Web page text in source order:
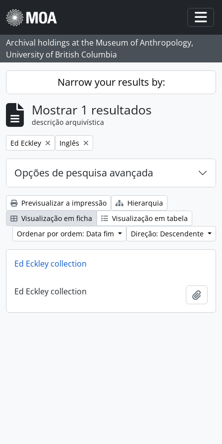
Skip to main content
Archival holdings at the Museum of Anthropology,
University of British Columbia
Narrow your results by:
Mostrar 1 resultados
descrição arquivística
Remove filter:
Ed Eckley Remove filter:
Inglês
Opções de pesquisa avançada
Previsualizar a impressão
Hierarquia
Visualização em ficha
Visualização em tabela
Ordenar por ordem: Data fim
Direção: Descendente
Ed Eckley collection
Ed Eckley collection